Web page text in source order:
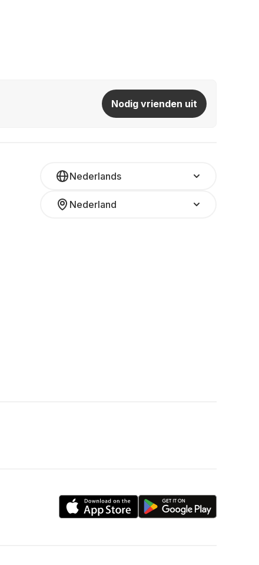
Nodig vrienden uit
Nederlands
Nederland